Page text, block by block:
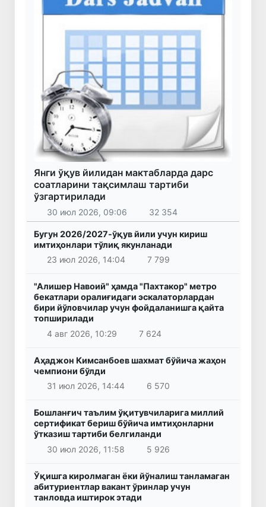
Янги ўқув йилидан мактабларда дарс
соатларини тақсимлаш тартиби
ўзгартирилади
30 июл 2026, 09:06 32 354
Бугун 2026/2027-ўқув йили учун кириш
имтиҳонлари тўлиқ якунланади
23 июл 2026, 14:04
7 799
"Алишер Навоий" ҳамда "Пахтакор" метро
бекатлари оралиғидаги эскалаторлардан
бири йўловчилар учун фойдаланишга қайта
топширилади
4 авг 2026, 10:29
7 624
Аҳаджон Кимсанбоев шахмат бўйича жаҳон
чемпиони бўлди
31 июл 2026, 14:44
6 570
Бошланғич таълим ўқитувчиларига миллий
сертификат бериш бўйича имтиҳонларни
ўтказиш тартиби белгиланди
30 июл 2026, 11:58
5 926
Ўқишга киролмаган ёки йўналиш танламаган
абитуриентлар вакант ўринлар учун
танловда иштирок этади